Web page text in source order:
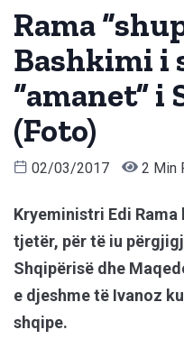
Rama
Bashkimi i
“amanet” i
(Foto)
02/03/2017 2 Min
Kryeministri Edi
tjetër, për të iu
Shqipërisë dhe
e djeshme të Ivanoz
shqipe.